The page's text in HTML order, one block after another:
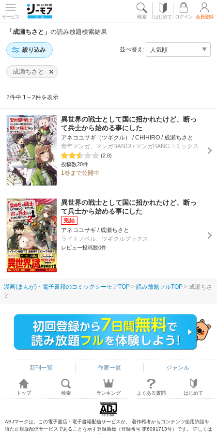
サービス 検索 はじめて ログイン 会員登録
「成瀬ちさと」の読み放題検索結果
絞り込み 並べ替え:
成瀬ちさと
2件中 1～2件を表示
異世界の戦士として国に招かれたけど、断っ
て兵士から始める事にした
アネコユサギ（ツギクル） / CHIHIRO / 成瀬ちさと
青年マンガ、マンガBANG! / マンガBANGコミックス
(2.8)
投稿数20件
1巻まで公開中
異世界の戦士として国に招かれたけど、断っ
て兵士から始める事にした
アネコユサギ / 成瀬ちさと
ライトノベル、ツギクルブックス
レビュー投稿数0件
漫画(まんが)・電子書籍のコミックシーモアTOP 読み放題フルTOP
成瀬ちさ
と
新刊一覧 作家一覧 ジャンル
トップ 検索 ランキング よくある質問 はじめて
ABJマークは、この電子書店・電子書籍配信サービスが、 著作権者からコンテンツ使用許諾を
得た正規版配信サービスであることを示す登録商標（登録番号 第6091713号）です。 詳しくは